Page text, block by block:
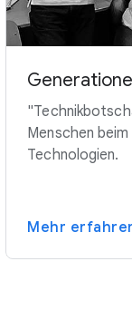
Menschen
Technologien.
Mehr